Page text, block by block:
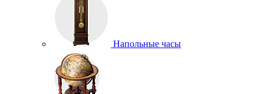
Напольные часы